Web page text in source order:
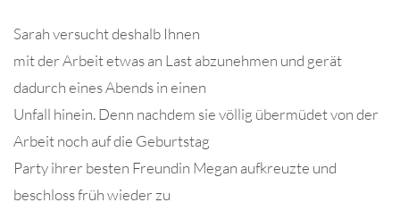
Sarah versucht deshalb Ihnen
mit der Arbeit etwas an Last abzunehmen und gerät
dadurch eines Abends in einen
Unfall hinein. Denn nachdem sie völlig übermüdet von der
Arbeit noch auf die Geburtstag
Party ihrer besten Freundin Megan aufkreuzte und
beschloss früh wieder zu